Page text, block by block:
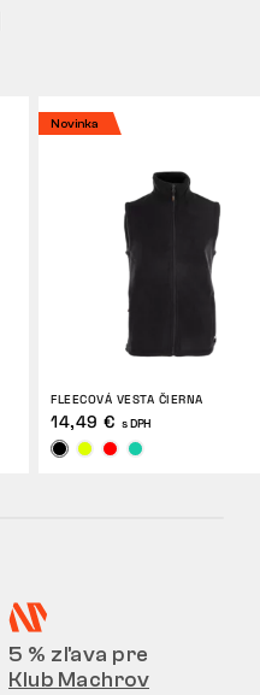
Novinka
FLEECOVÁ VESTA ČIERNA
14,49 € s DPH
5 % zľava pre
Klub Machrov